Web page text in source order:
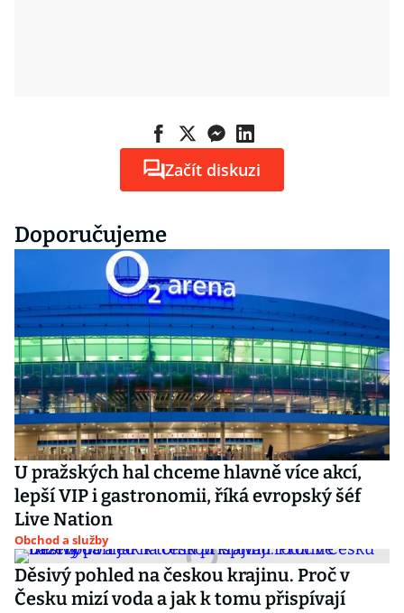
Začít diskuzi
Doporučujeme
U pražských hal chceme hlavně více akcí,
lepší VIP i gastronomii, říká evropský šéf
Live Nation
Obchod a služby
Děsivý pohled na českou krajinu. Proč v
Česku mizí voda a jak k tomu přispívají